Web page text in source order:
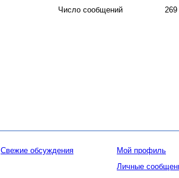
Число сообщений
269
Свежие обсуждения
Мой профиль
Личные